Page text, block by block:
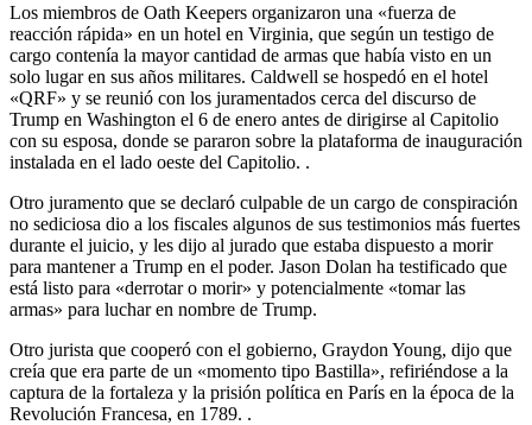
Los miembros de Oath Keepers organizaron una «fuerza de
reacción rápida» en un hotel en Virginia, que según un testigo de
cargo contenía la mayor cantidad de armas que había visto en un
solo lugar en sus años militares. Caldwell se hospedó en el hotel
«QRF» y se reunió con los juramentados cerca del discurso de
Trump en Washington el 6 de enero antes de dirigirse al Capitolio
con su esposa, donde se pararon sobre la plataforma de inauguración
instalada en el lado oeste del Capitolio. .
Otro juramento que se declaró culpable de un cargo de conspiración
no sediciosa dio a los fiscales algunos de sus testimonios más fuertes
durante el juicio, y les dijo al jurado que estaba dispuesto a morir
para mantener a Trump en el poder. Jason Dolan ha testificado que
está listo para «derrotar o morir» y potencialmente «tomar las
armas» para luchar en nombre de Trump.
Otro jurista que cooperó con el gobierno, Graydon Young, dijo que
creía que era parte de un «momento tipo Bastilla», refiriéndose a la
captura de la fortaleza y la prisión política en París en la época de la
Revolución Francesa, en 1789. .